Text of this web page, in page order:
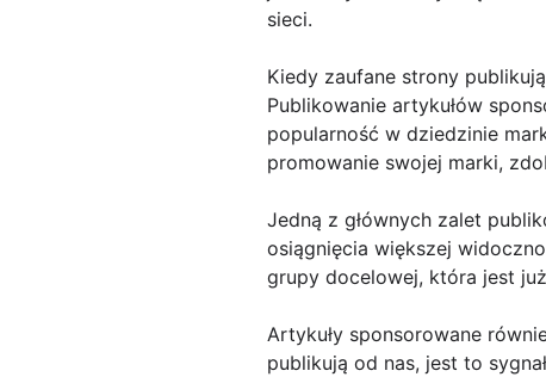
sieci.
Kiedy zaufane strony publikują
Publikowanie artykułów
popularność w dziedzinie
promowanie swojej marki,
Jedną z głównych zalet
osiągnięcia większej
grupy docelowej, która jest
Artykuły sponsorowane
publikują od nas, jest to